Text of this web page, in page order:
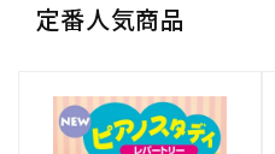
定番人気商品